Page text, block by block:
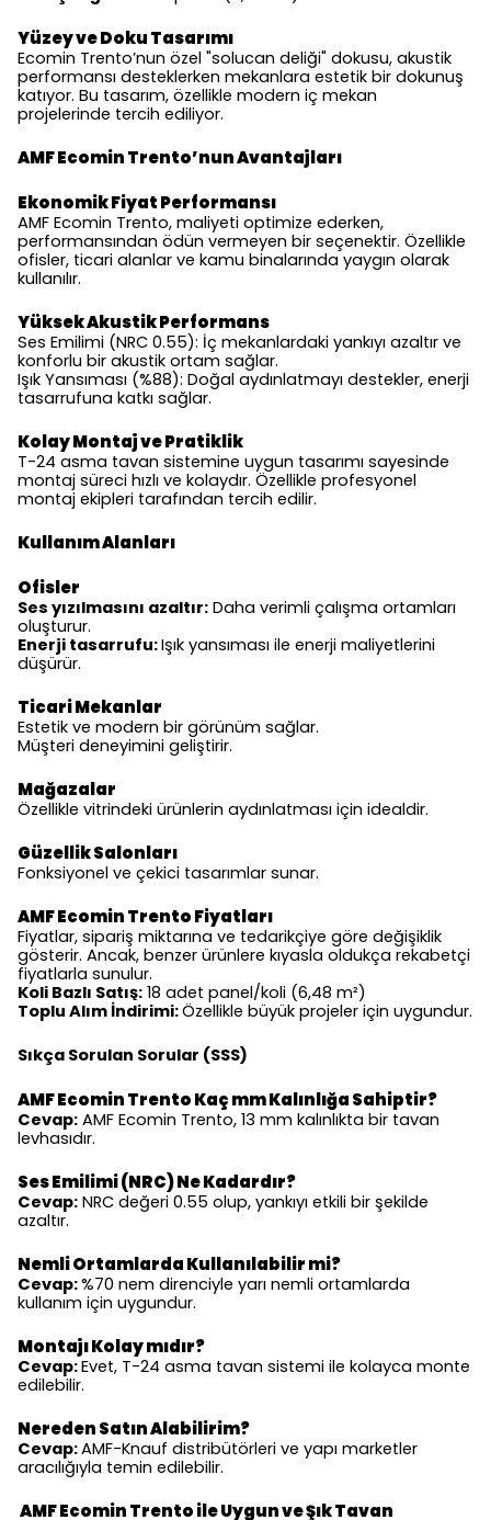
Yüzey ve Doku Tasarımı
Ecomin Trento’nun özel "solucan deliği" dokusu, akustik
performansı desteklerken mekanlara estetik bir dokunuş
katıyor. Bu tasarım, özellikle modern iç mekan
projelerinde tercih ediliyor.
AMF Ecomin Trento’nun Avantajları
Ekonomik Fiyat Performansı
AMF Ecomin Trento, maliyeti optimize ederken,
performansından ödün vermeyen bir seçenektir. Özellikle
ofisler, ticari alanlar ve kamu binalarında yaygın olarak
kullanılır.
Yüksek Akustik Performans
Ses Emilimi (NRC 0.55): İç mekanlardaki yankıyı azaltır ve
konforlu bir akustik ortam sağlar.
Işık Yansıması (%88): Doğal aydınlatmayı destekler, enerji
tasarrufuna katkı sağlar.
Kolay Montaj ve Pratiklik
T-24 asma tavan sistemine uygun tasarımı sayesinde
montaj süreci hızlı ve kolaydır. Özellikle profesyonel
montaj ekipleri tarafından tercih edilir.
Kullanım Alanları
Ofisler
Ses yızılmasını azaltır: Daha verimli çalışma ortamları
oluşturur.
Enerji tasarrufu:Işık yansıması ile enerji maliyetlerini
düşürür.
Ticari Mekanlar
Estetik ve modern bir görünüm sağlar.
Müşteri deneyimini geliştirir.
Mağazalar
Özellikle vitrindeki ürünlerin aydınlatması için idealdir.
Güzellik Salonları
Fonksiyonel ve çekici tasarımlar sunar.
AMF Ecomin Trento Fiyatları
Fiyatlar, sipariş miktarına ve tedarikçiye göre değişiklik
gösterir. Ancak, benzer ürünlere kıyasla oldukça rekabetçi
fiyatlarla sunulur.
Koli Bazlı Satış: 18 adet panel/koli (6,48 m²)
Toplu Alım İndirimi:Özellikle büyük projeler için uygundur.
Sıkça Sorulan Sorular (SSS)
AMF Ecomin Trento Kaç mm Kalınlığa Sahiptir?
Cevap: AMF Ecomin Trento, 13 mm kalınlıkta bir tavan
levhasıdır.
Ses Emilimi (NRC) Ne Kadardır?
Cevap: NRC değeri 0.55 olup, yankıyı etkili bir şekilde
azaltır.
Nemli Ortamlarda Kullanılabilir mi?
Cevap:%70 nem direnciyle yarı nemli ortamlarda
kullanım için uygundur.
Montajı Kolay mıdır?
Cevap:Evet, T-24 asma tavan sistemi ile kolayca monte
edilebilir.
Nereden Satın Alabilirim?
Cevap:AMF-Knauf distribütörleri ve yapı marketler
aracılığıyla temin edilebilir.
AMF Ecomin Trento ile Uygun ve Şık Tavan